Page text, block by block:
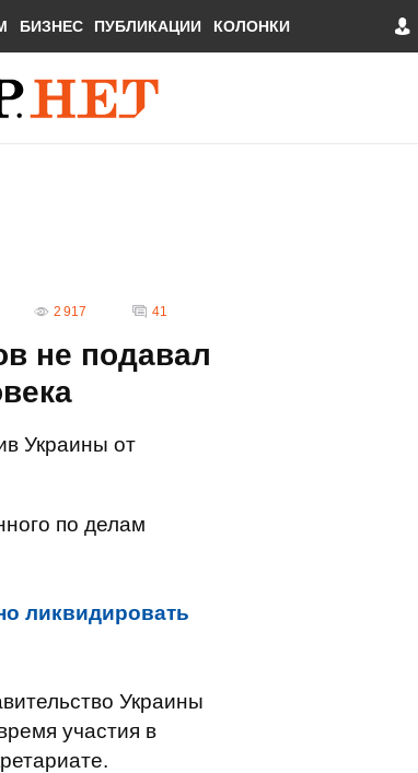
БИЗНЕС ПУБЛИКАЦИИ КОЛОНКИ
2 917 41
не подавал
Украины от
по делам
ликвидировать
Украины
участия в